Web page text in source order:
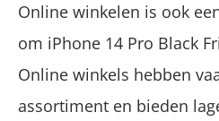
Online winkelen is ook
om iPhone 14 Pro Black
Online winkels hebben
assortiment en bieden